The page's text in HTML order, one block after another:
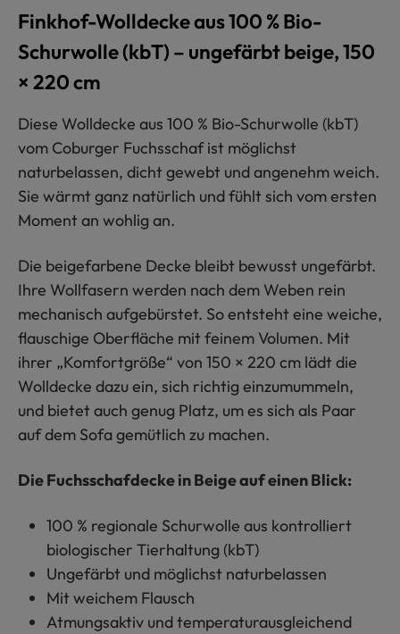
Finkhof-Wolldecke aus 100 % Bio-
Schurwolle (kbT) – ungefärbt beige, 150
× 220 cm
Diese Wolldecke aus 100 % Bio-Schurwolle (kbT)
vom Coburger Fuchsschaf ist möglichst
naturbelassen, dicht gewebt und angenehm weich.
Sie wärmt ganz natürlich und fühlt sich vom ersten
Moment an wohlig an.
Die beigefarbene Decke bleibt bewusst ungefärbt.
Ihre Wollfasern werden nach dem Weben rein
mechanisch aufgebürstet. So entsteht eine weiche,
flauschige Oberfläche mit feinem Volumen. Mit
ihrer „Komfortgröße“ von 150 × 220 cm lädt die
Wolldecke dazu ein, sich richtig einzumummeln,
und bietet auch genug Platz, um es sich als Paar
auf dem Sofa gemütlich zu machen.
Die Fuchsschafdecke in Beige auf einen Blick:
100 % regionale Schurwolle aus kontrolliert
biologischer Tierhaltung (kbT)
Ungefärbt und möglichst naturbelassen
Mit weichem Flausch
Atmungsaktiv und temperaturausgleichend